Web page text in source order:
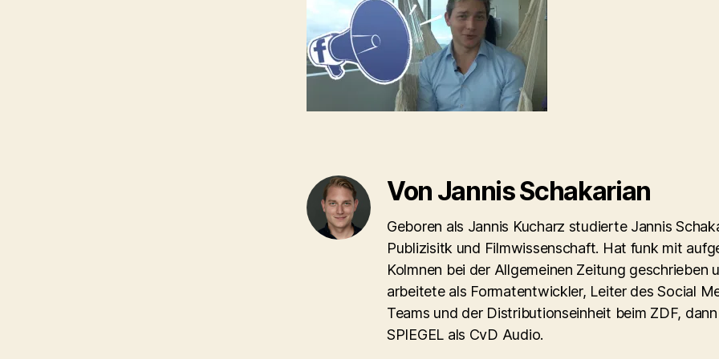
Von Jannis Schakarian
Geboren als Jannis Kucharz studierte Jannis
Publizisitk und Filmwissenschaft. Hat funk mit
Kolmnen bei der Allgemeinen Zeitung geschrieben
arbeitete als Formatentwickler, Leiter des Social
Teams und der Distributionseinheit beim ZDF,
SPIEGEL als CvD Audio.